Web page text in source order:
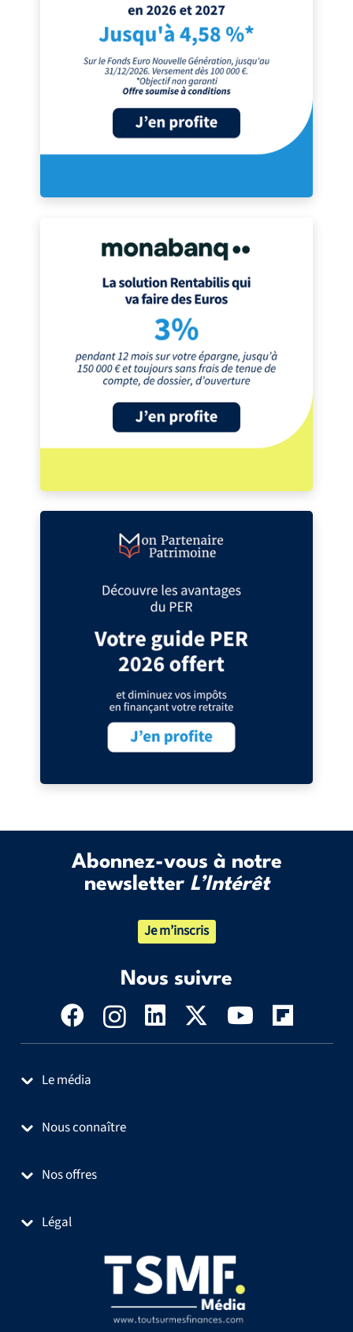
Abonnez-vous à notre
newsletter L’Intérêt
Je m’inscris
Nous suivre
Le média
Nous connaître
Nos offres
Légal